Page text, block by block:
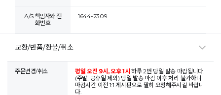
A/S 책임자와 전
화번호
1644-2309
교환/반품/환불/취소
주문변경/취소 평일 오전 9시, 오후 1시하루 2번 당일 발송 마감됩니다.
(주말, 공휴일 제외) 당일 발송 마감 이후 처리 불가하니
마감시간 이전 1:1 게시판으로 필히 요청해주시길 바랍니
다.